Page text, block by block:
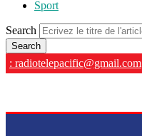
Sport
Search
: radiotelepacific@gmail.com